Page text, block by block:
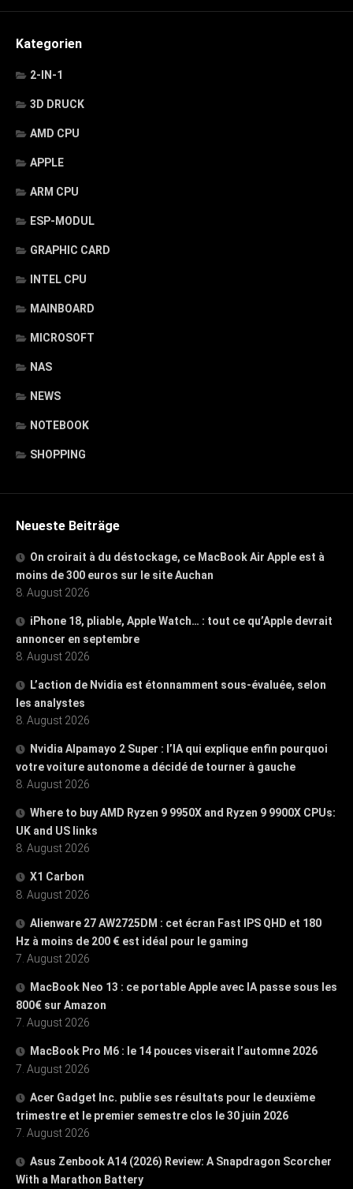
Kategorien
2-IN-1
3D DRUCK
AMD CPU
APPLE
ARM CPU
ESP-MODUL
GRAPHIC CARD
INTEL CPU
MAINBOARD
MICROSOFT
NAS
NEWS
NOTEBOOK
SHOPPING
Neueste Beiträge
On croirait à du déstockage, ce MacBook Air Apple est à
moins de 300 euros sur le site Auchan
8. August 2026
iPhone 18, pliable, Apple Watch… : tout ce qu’Apple devrait
annoncer en septembre
8. August 2026
L’action de Nvidia est étonnamment sous-évaluée, selon
les analystes
8. August 2026
Nvidia Alpamayo 2 Super : l’IA qui explique enfin pourquoi
votre voiture autonome a décidé de tourner à gauche
8. August 2026
Where to buy AMD Ryzen 9 9950X and Ryzen 9 9900X CPUs:
UK and US links
8. August 2026
X1 Carbon
8. August 2026
Alienware 27 AW2725DM : cet écran Fast IPS QHD et 180
Hz à moins de 200 € est idéal pour le gaming
7. August 2026
MacBook Neo 13 : ce portable Apple avec IA passe sous les
800€ sur Amazon
7. August 2026
MacBook Pro M6 : le 14 pouces viserait l’automne 2026
7. August 2026
Acer Gadget Inc. publie ses résultats pour le deuxième
trimestre et le premier semestre clos le 30 juin 2026
7. August 2026
Asus Zenbook A14 (2026) Review: A Snapdragon Scorcher
With a Marathon Battery